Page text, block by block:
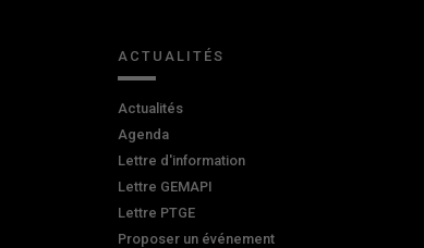
ACTUALITÉS
Actualités
Agenda
Lettre d'information
Lettre GEMAPI
Lettre PTGE
Proposer un événement